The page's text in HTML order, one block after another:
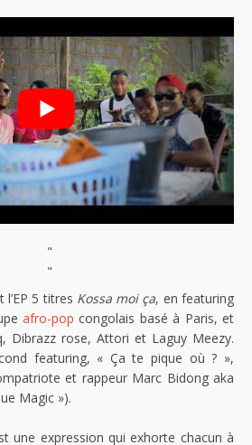
"
"
l’EP 5 titres Kossa moi ça, en featuring
afro-pop congolais basé à Paris, et
Dibrazz rose, Attori et Laguy Meezy.
featuring, « Ça te pique où ? »,
et rappeur Marc Bidong aka
Magic »).
une expression qui exhorte chacun à